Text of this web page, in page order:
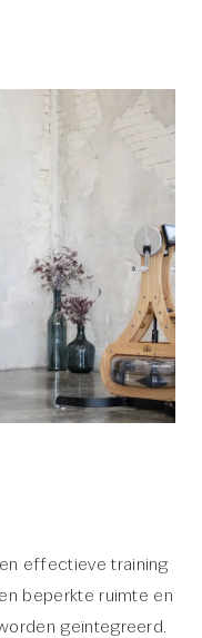
effectieve training
beperkte ruimte en
geïntegreerd.